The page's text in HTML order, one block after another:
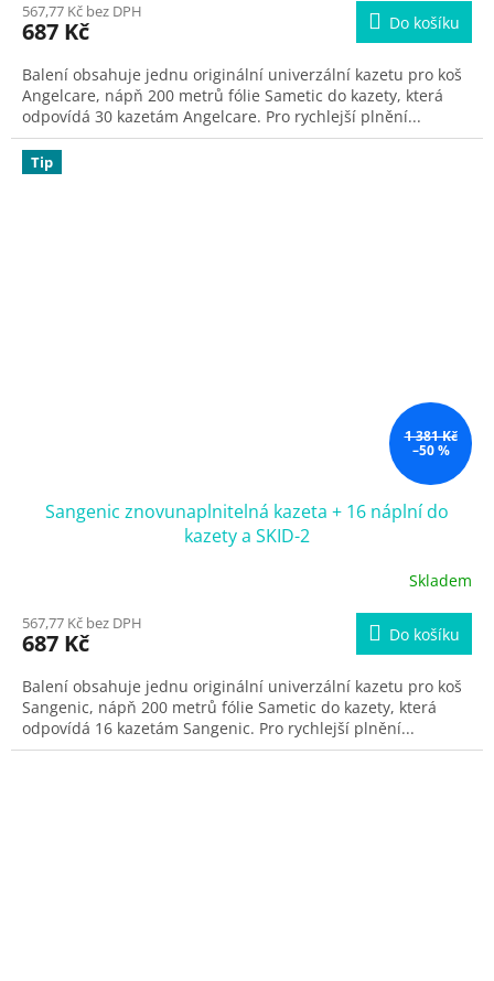
567,77 Kč bez DPH
687 Kč Do košíku
Balení obsahuje jednu originální univerzální kazetu pro koš
Angelcare, nápň 200 metrů fólie Sametic do kazety, která
odpovídá 30 kazetám Angelcare. Pro rychlejší plnění...
Tip
1 381 Kč
–50 %
Sangenic znovunaplnitelná kazeta + 16 náplní do
kazety a SKID-2
Skladem
567,77 Kč bez DPH
687 Kč Do košíku
Balení obsahuje jednu originální univerzální kazetu pro koš
Sangenic, nápň 200 metrů fólie Sametic do kazety, která
odpovídá 16 kazetám Sangenic. Pro rychlejší plnění...